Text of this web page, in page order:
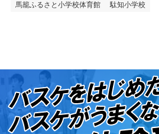
馬籠ふるさと小学校体育館
駄知小学校